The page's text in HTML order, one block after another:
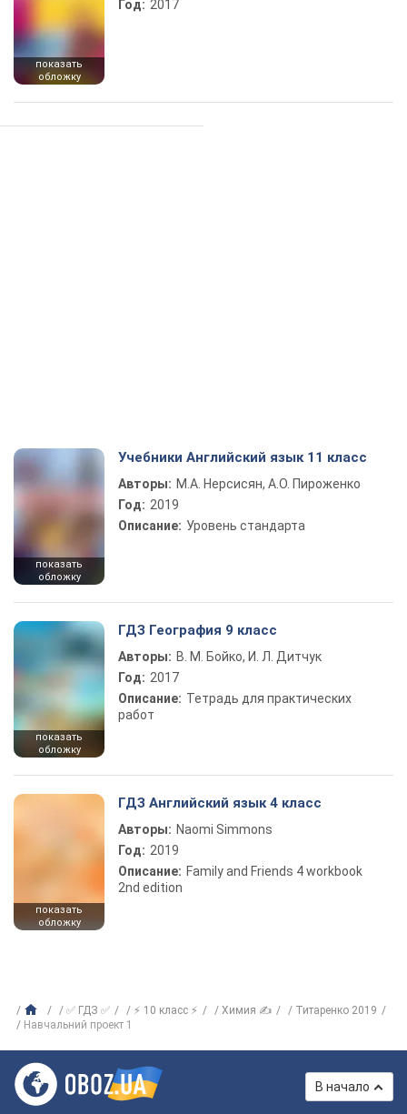
показать
обложку
Год: 2017
показать
обложку
Учебники Английский язык 11 класс
Авторы: М.А. Нерсисян, А.О. Пироженко
Год: 2019
Описание: Уровень стандарта
показать
обложку
ГДЗ География 9 класс
Авторы: В. М. Бойко, И. Л. Дитчук
Год: 2017
Описание: Тетрадь для практических
работ
показать
обложку
ГДЗ Английский язык 4 класс
Авторы: Naomi Simmons
Год: 2019
Описание: Family and Friends 4 workbook
2nd edition
✅ ГДЗ ✅ ⚡ 10 класс ⚡ Химия ✍
Титаренко 2019
Навчальний проект 1
В начало